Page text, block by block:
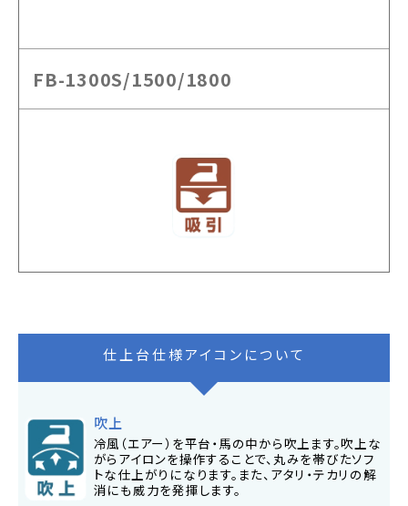
FB-1300S/1500/1800
仕上台仕様アイコンについて
吹上
冷風（エアー）を平台・馬の中から吹上ます。吹上な
がらアイロンを操作することで、丸みを帯びたソフ
トな仕上がりになります。また、アタリ・テカリの解
消にも威力を発揮します。